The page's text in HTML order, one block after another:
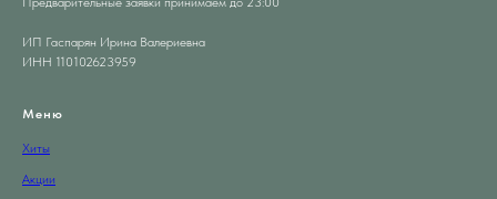
ИП Гаспарян Ирина Валериевна
ИНН 110102623959
Меню
Хиты
Акции